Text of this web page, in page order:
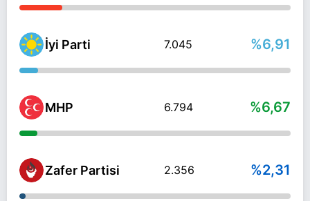
İyi Parti 7.045 %6,91
MHP 6.794 %6,67
Zafer Partisi 2.356 %2,31